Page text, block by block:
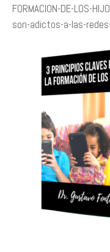
FORMACION-DE-
son-adictos-a-las-